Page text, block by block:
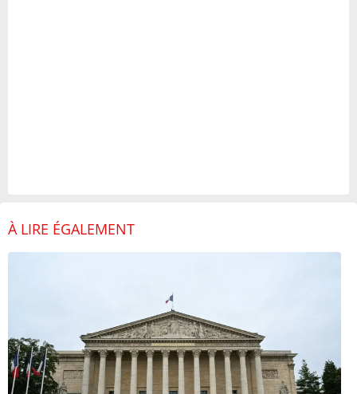
À LIRE ÉGALEMENT